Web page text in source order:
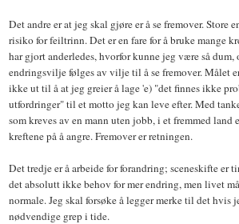
Det andre er at jeg skal gjøre er å se fremover. Store
risiko for feiltrinn. Det er en fare for å bruke mange
har gjort anderledes, hvorfor kunne jeg være så dum,
endringsvilje følges av vilje til å se fremover. Målet
ikke ut til å at jeg greier å lage 'e) "det finnes ikke
utfordringer" til et motto jeg kan leve efter. Med
som kreves av en mann uten jobb, i et fremmed land
kreftene på å angre. Fremover er retningen.
Det tredje er å arbeide for forandring; sceneskifte er
det absolutt ikke behov for mer endring, men livet
normale. Jeg skal forsøke å legger merke til det hvis
nødvendige grep i tide.